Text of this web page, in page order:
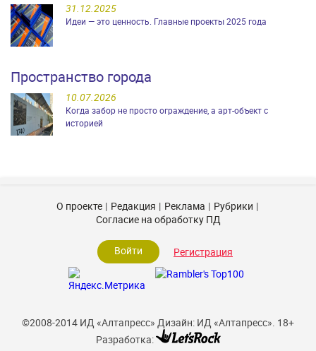
31.12.2025
Идеи — это ценность. Главные проекты 2025 года
Пространство города
10.07.2026
Когда забор не просто ограждение, а арт-объект с
историей
©2008-2014 ИД «Алтапресс» Дизайн: ИД «Алтапресс». 18+
Разработка:
О проекте Редакция Реклама
Рубрики
Согласие на обработку ПД
Войти Регистрация